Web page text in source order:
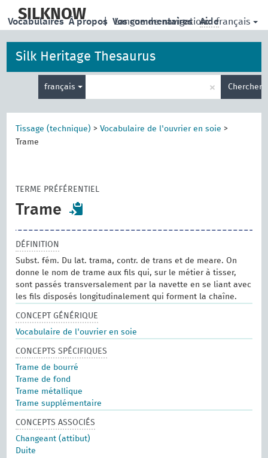
main
SILKNOW | Langue de navigation: français
Vocabulaires À propos Vos commentaires Aide
Silk Heritage Thesaurus
français
de
recherche
× Chercher
Tissage (technique) >Vocabulaire de l'ouvrier en soie >
Trame
TERME PRÉFÉRENTIEL
Trame
DÉFINITION
Subst. fém. Du lat. trama, contr. de trans et de meare. On
donne le nom de trame aux fils qui, sur le métier à tisser,
sont passés transversalement par la navette en se liant avec
les fils disposés longitudinalement qui forment la chaîne.
CONCEPT GÉNÉRIQUE
Vocabulaire de l'ouvrier en soie
CONCEPTS SPÉCIFIQUES
Trame de bourré
Trame de fond
Trame métallique
Trame supplémentaire
CONCEPTS ASSOCIÉS
Changeant (attibut)
Duite